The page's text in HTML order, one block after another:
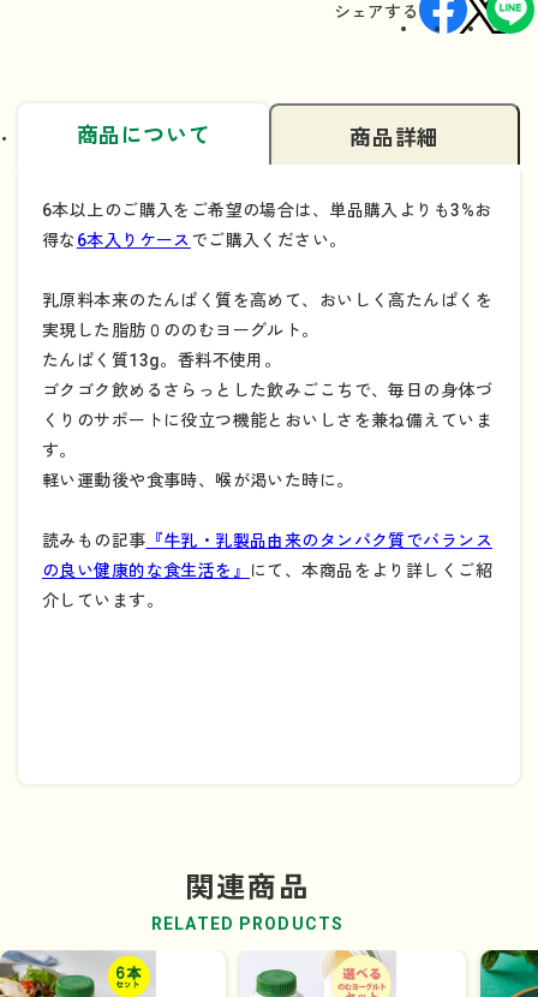
シェアする
商品について 商品詳細
6本以上のご購入をご希望の場合は、単品購入よりも3%お
得な 6本入りケースでご購入ください。
乳原料本来のたんぱく質を高めて、おいしく高たんぱくを
実現した脂肪０ののむヨーグルト。
たんぱく質13g。香料不使用。
ゴクゴク飲めるさらっとした飲みごこちで、毎日の身体づ
くりのサポートに役立つ機能とおいしさを兼ね備えていま
す。
軽い運動後や食事時、喉が渇いた時に。
読みもの記事 『牛乳・乳製品由来のタンパク質でバランス
の良い健康的な食生活を』
にて、本商品をより詳しくご紹
介しています。
関連商品
RELATED PRODUCTS